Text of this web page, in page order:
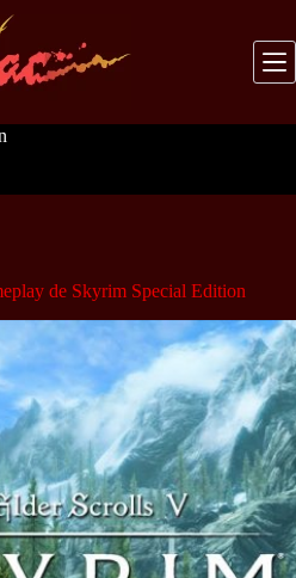
de Skyrim Special Edition